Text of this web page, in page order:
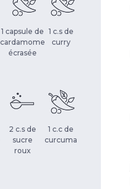
1 capsule de
cardamome
écrasée
1 c.s de
curry
2 c.s de
sucre
roux
1 c.c de
curcuma